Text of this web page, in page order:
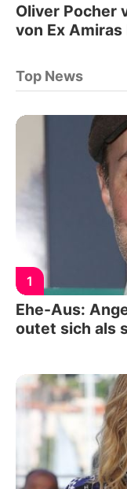
Oliver Pocher
von Ex Amiras
Top News
1
Ehe-Aus:
outet sich als